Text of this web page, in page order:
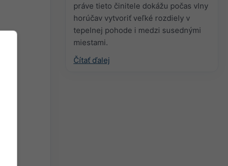
práve tieto činitele dokážu počas vlny
horúčav vytvoriť veľké rozdiely v
tepelnej pohode i medzi susednými
miestami.
Čítať ďalej